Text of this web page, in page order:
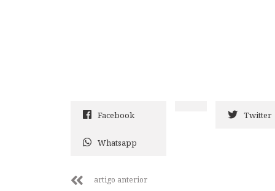
Facebook Twitter
Whatsapp
artigo anterior